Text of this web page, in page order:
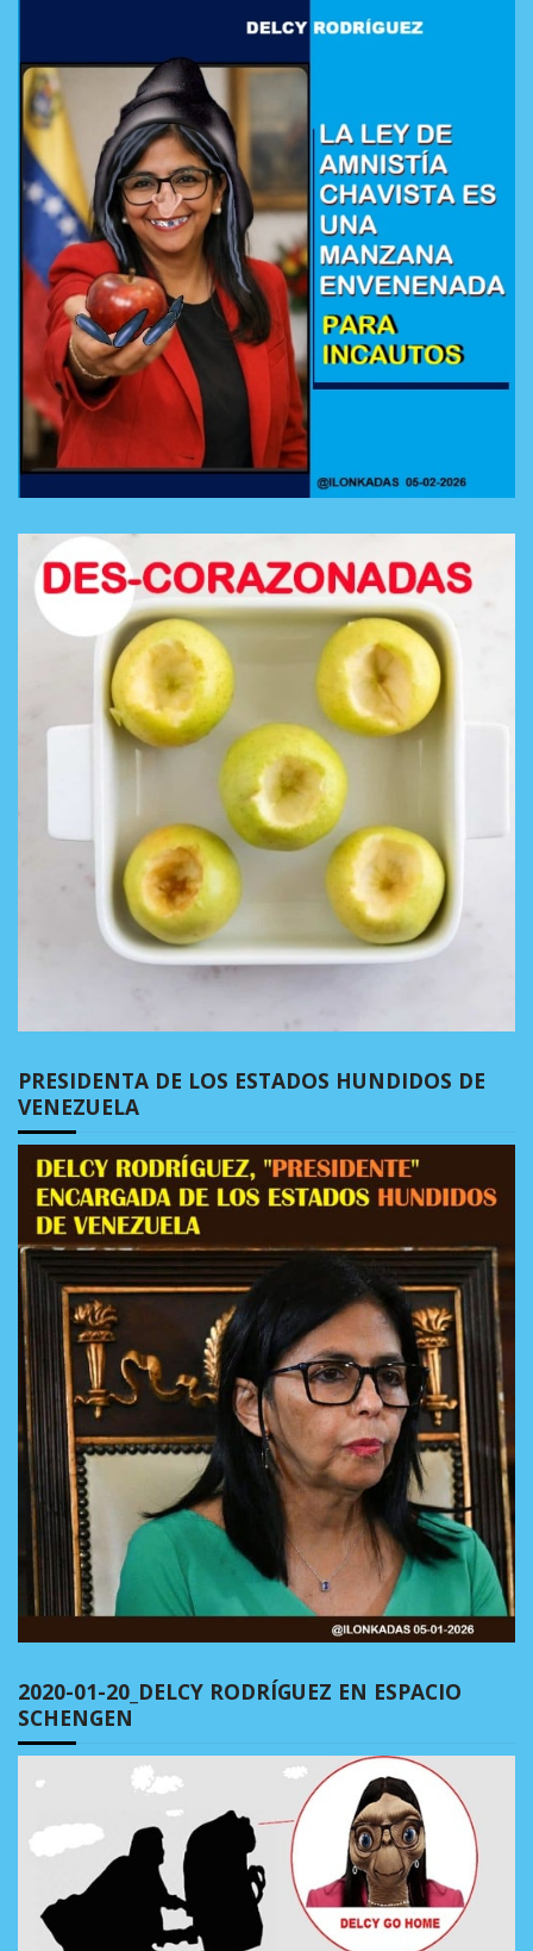
PRESIDENTA DE LOS ESTADOS HUNDIDOS DE
VENEZUELA
2020-01-20_DELCY RODRÍGUEZ EN ESPACIO
SCHENGEN